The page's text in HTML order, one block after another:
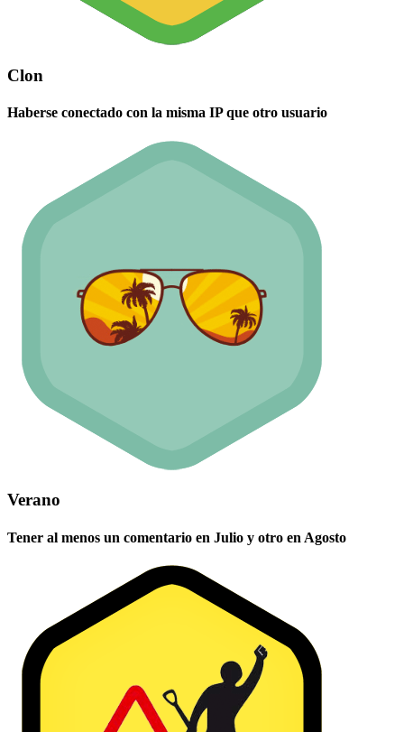
Clon
Haberse conectado con la misma IP que otro usuario
Verano
Tener al menos un comentario en Julio y otro en Agosto